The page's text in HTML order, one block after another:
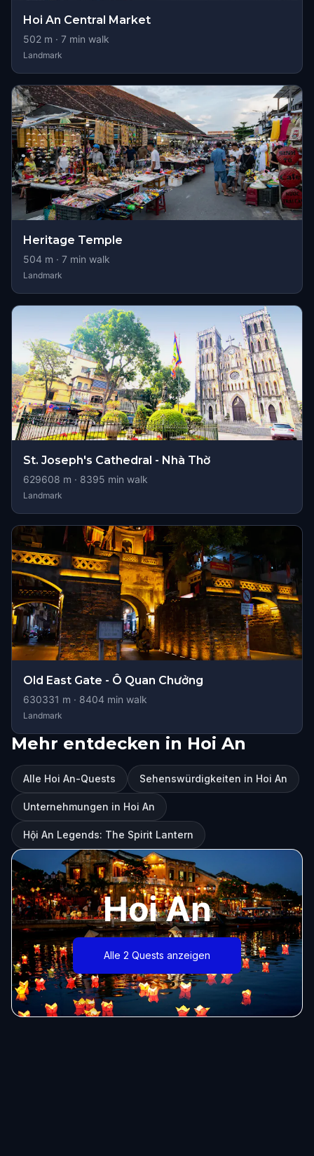
Hoi An Central Market
502 m · 7 min walk
Landmark
Heritage Temple
504 m · 7 min walk
Landmark
St. Joseph's Cathedral - Nhà Thờ
629608 m · 8395 min walk
Landmark
Old East Gate - Ô Quan Chưởng
630331 m · 8404 min walk
Landmark
Mehr entdecken in Hoi An
Alle Hoi An-Quests Sehenswürdigkeiten in Hoi An
Unternehmungen in Hoi An
Hội An Legends: The Spirit Lantern
Hoi An
Alle 2 Quests anzeigen